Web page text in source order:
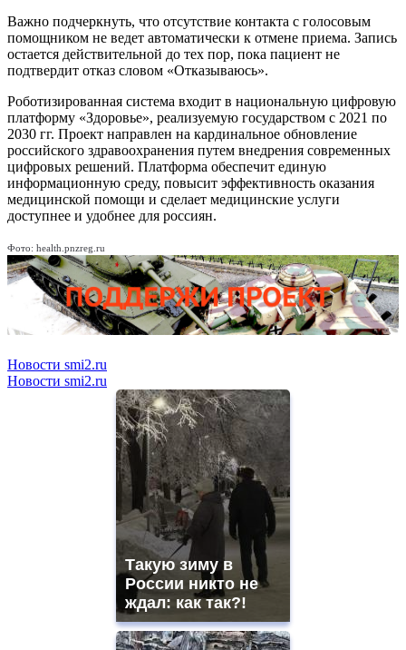
Важно подчеркнуть, что отсутствие контакта с голосовым
помощником не ведет автоматически к отмене приема. Запись
остается действительной до тех пор, пока пациент не
подтвердит отказ словом «Отказываюсь».
Роботизированная система входит в национальную цифровую
платформу «Здоровье», реализуемую государством с 2021 по
2030 гг. Проект направлен на кардинальное обновление
российского здравоохранения путем внедрения современных
цифровых решений. Платформа обеспечит единую
информационную среду, повысит эффективность оказания
медицинской помощи и сделает медицинские услуги
доступнее и удобнее для россиян.
Фото: health.pnzreg.ru
Новости smi2.ru
Новости smi2.ru
Такую зиму в
России никто не
ждал: как так?!